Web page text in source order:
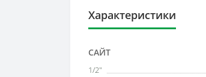
Характеристики
САЙТ
1/2"